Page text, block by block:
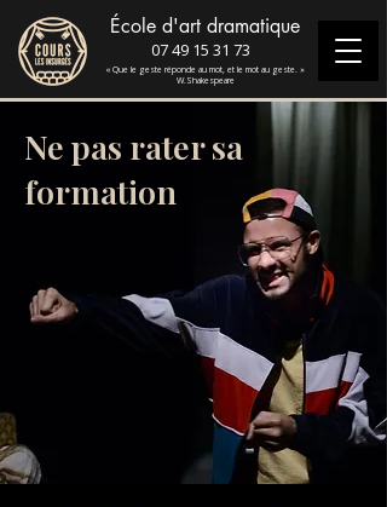
École d'art dramatique
07 49 15 31 73
« Que le geste réponde au mot, et le mot au geste. »
W.Shakespeare
Ne pas rater sa
formation